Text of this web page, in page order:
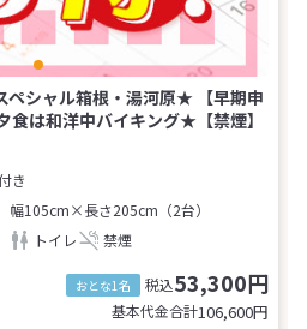
ペシャル箱根・湯河原★ 【早期申
は和洋中バイキング★【禁煙】
き
幅105cm×長さ205cm（2台）
トイレ 禁煙
おとな1名 税込53,300円
基本代金合計106,600円